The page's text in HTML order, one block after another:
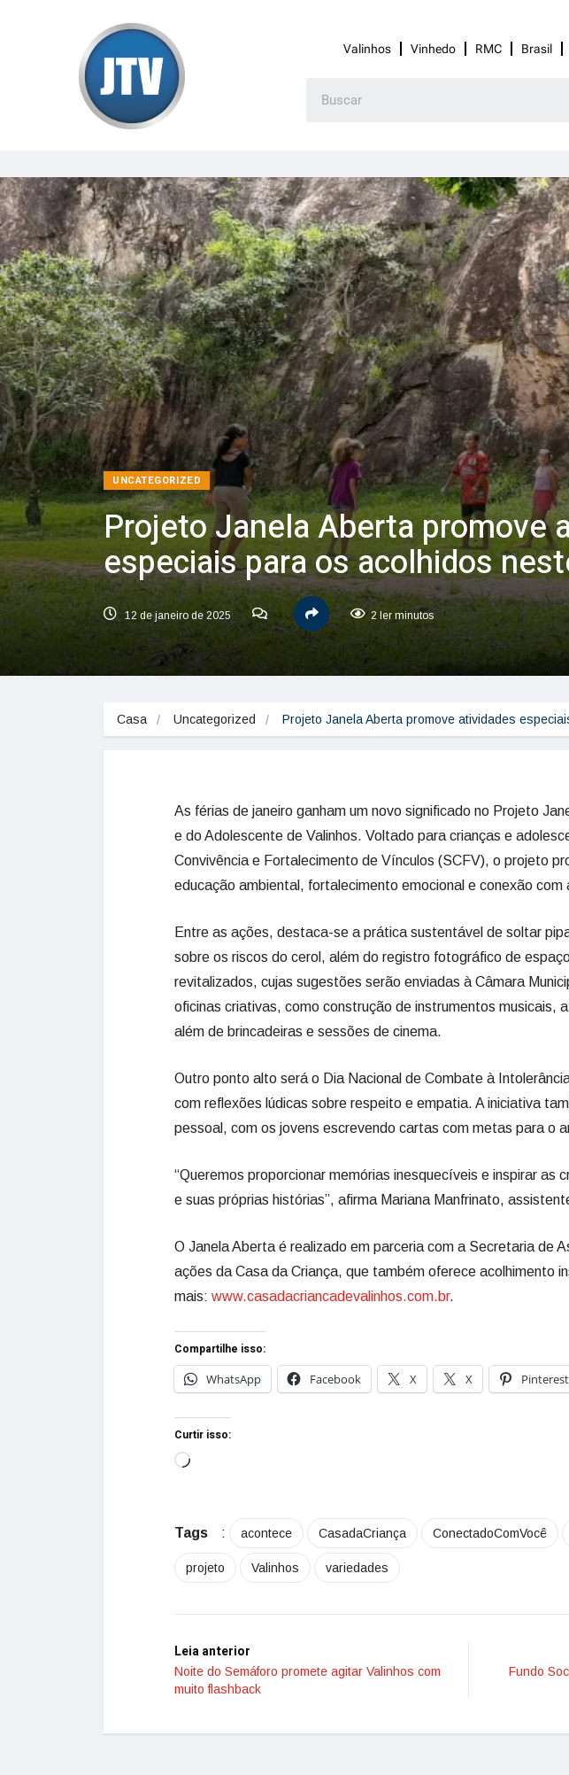
Valinhos Vinhedo RMC Brasil
UNCATEGORIZED
Projeto Janela Aberta promove
especiais para os acolhidos
12 de janeiro de 2025 2 ler minutos
Casa Uncategorized Projeto Janela Aberta promove atividades
As férias de janeiro ganham um novo significado no Projeto
e do Adolescente de Valinhos. Voltado para crianças e
Convivência e Fortalecimento de Vínculos (SCFV), o projeto
educação ambiental, fortalecimento emocional e conexão com
Entre as ações, destaca-se a prática sustentável de soltar
sobre os riscos do cerol, além do registro fotográfico de
revitalizados, cujas sugestões serão enviadas à Câmara
oficinas criativas, como construção de instrumentos musicais,
além de brincadeiras e sessões de cinema.
Outro ponto alto será o Dia Nacional de Combate à
com reflexões lúdicas sobre respeito e empatia. A iniciativa
pessoal, com os jovens escrevendo cartas com metas para o
“Queremos proporcionar memórias inesquecíveis e inspirar as
e suas próprias histórias”, afirma Mariana Manfrinato,
O Janela Aberta é realizado em parceria com a Secretaria de
ações da Casa da Criança, que também oferece acolhimento
mais: www.casadacriancadevalinhos.com.br.
Compartilhe isso:
WhatsApp
Facebook X X Pinterest
Curtir isso:
Tags : acontece CasadaCriança ConectadoComVocê
projeto Valinhos variedades
Leia anterior
Noite do Semáforo promete agitar Valinhos com
muito flashback
Fundo